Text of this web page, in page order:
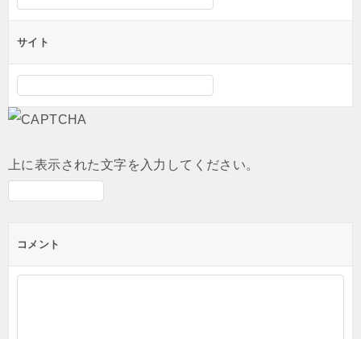
サイト
上に表示された文字を入力してください。
コメント